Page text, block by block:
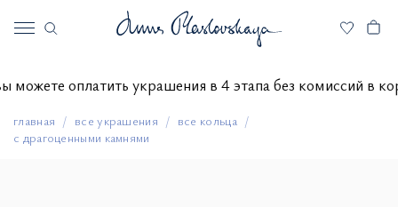
вы можете оплатить украшения в 4 этапа без комиссий
главная все украшения
все кольца
с драгоценными камнями